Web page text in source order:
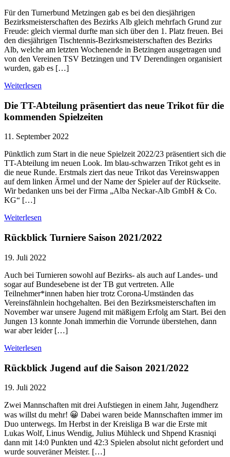
Für den Turnerbund Metzingen gab es bei den diesjährigen
Bezirksmeisterschaften des Bezirks Alb gleich mehrfach Grund zur
Freude: gleich viermal durfte man sich über den 1. Platz freuen. Bei
den diesjährigen Tischtennis-Bezirksmeisterschaften des Bezirks
Alb, welche am letzten Wochenende in Betzingen ausgetragen und
von den Vereinen TSV Betzingen und TV Derendingen organisiert
wurden, gab es […]
Weiterlesen
Die TT-Abteilung präsentiert das neue Trikot für die
kommenden Spielzeiten
11. September 2022
Pünktlich zum Start in die neue Spielzeit 2022/23 präsentiert sich die
TT-Abteilung im neuen Look. Im blau-schwarzen Trikot geht es in
die neue Runde. Erstmals ziert das neue Trikot das Vereinswappen
auf dem linken Ärmel und der Name der Spieler auf der Rückseite.
Wir bedanken uns bei der Firma „Alba Neckar-Alb GmbH & Co.
KG“ […]
Weiterlesen
Rückblick Turniere Saison 2021/2022
19. Juli 2022
Auch bei Turnieren sowohl auf Bezirks- als auch auf Landes- und
sogar auf Bundesebene ist der TB gut vertreten. Alle
Teilnehmer*innen haben hier trotz Corona-Umständen das
Vereinsfähnlein hochgehalten. Bei den Bezirksmeisterschaften im
November war unsere Jugend mit mäßigem Erfolg am Start. Bei den
Jungen 13 konnte Jonah immerhin die Vorrunde überstehen, dann
war aber leider […]
Weiterlesen
Rückblick Jugend auf die Saison 2021/2022
19. Juli 2022
Zwei Mannschaften mit drei Aufstiegen in einem Jahr, Jugendherz
was willst du mehr! 😀 Dabei waren beide Mannschaften immer im
Duo unterwegs. Im Herbst in der Kreisliga B war die Erste mit
Lukas Wolf, Linus Wendig, Julius Mühleck und Shpend Krasniqi
dann mit 14:0 Punkten und 42:3 Spielen absolut nicht gefordert und
wurde souveräner Meister. […]